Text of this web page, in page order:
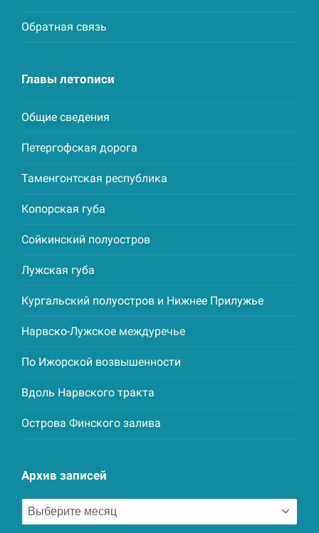
Обратная связь
Главы летописи
Общие сведения
Петергофская дорога
Таменгонтская республика
Копорская губа
Сойкинский полуостров
Лужская губа
Кургальский полуостров и Нижнее Прилужье
Нарвско-Лужское междуречье
По Ижорской возвышенности
Вдоль Нарвского тракта
Острова Финского залива
Архив записей
Архив
записей